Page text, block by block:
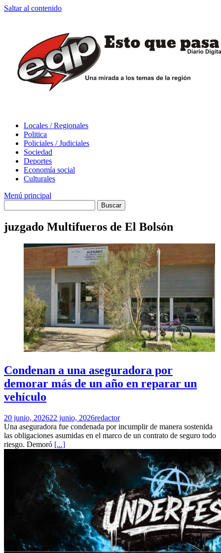
Saltar al contenido
Locales / Regionales
Politica
Policiales / Judiciales
Sociedad
Deportes
Economía social
Culturales
Menú principal
juzgado Multifueros de El Bolsón
Condenan a una aseguradora por
demorar más de un año en reparar un
vehículo
20 junio, 202622 junio, 2026redactor
Una aseguradora fue condenada por incumplir de manera sostenida
las obligaciones asumidas en el marco de un contrato de seguro todo
riesgo. Demoró [...]